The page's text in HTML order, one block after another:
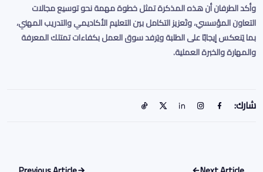
وأكد الطرفان أن هذه المذكرة تمثل خطوة مهمة نحو توسيع مجالات
التعاون المؤسسي، وتَعزيز التكامل بين التعليم الأكاديمي والتدريب المهني،
بما يَنعكس إيجابًا على الطلبة ويَرفد سوق العمل بكفاءات تمتلك المعرفة
والمهارة والخبرة العملية.
شارك: